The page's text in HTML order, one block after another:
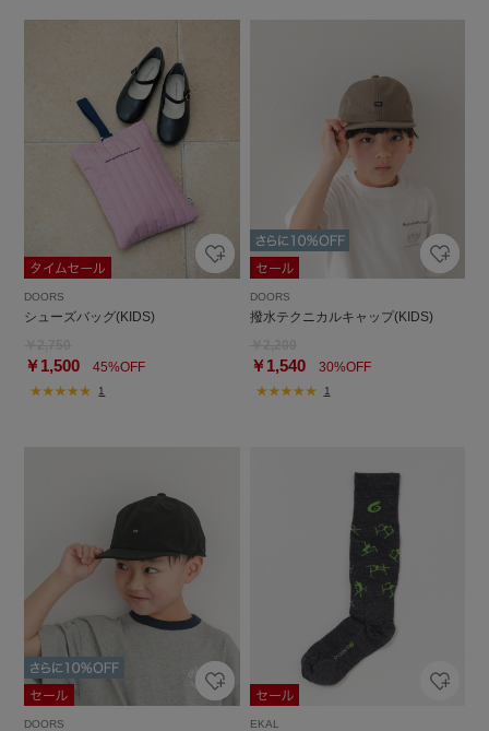
DOORS
シューズバッグ(KIDS)
￥1,500 45%OFF
1
DOORS
撥水テクニカルキャップ(KIDS)
￥1,54030%OFF
1
DOORS EKAL